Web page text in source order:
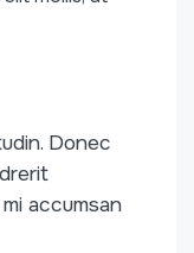
Donec
accumsan